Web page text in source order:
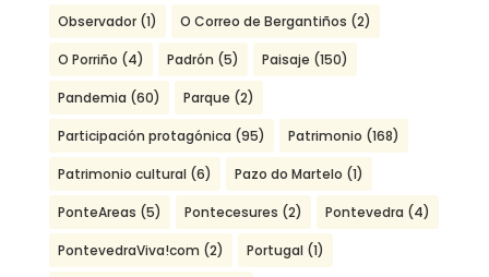
Observador(1) O Correo de Bergantiños (2)
O Porriño (4) Padrón (5) Paisaje (150)
Pandemia (60) Parque (2)
Participación protagónica (95) Patrimonio (168)
Patrimonio cultural (6) Pazo do Martelo (1)
PonteAreas (5) Pontecesures (2) Pontevedra (4)
PontevedraViva!com (2) Portugal (1)